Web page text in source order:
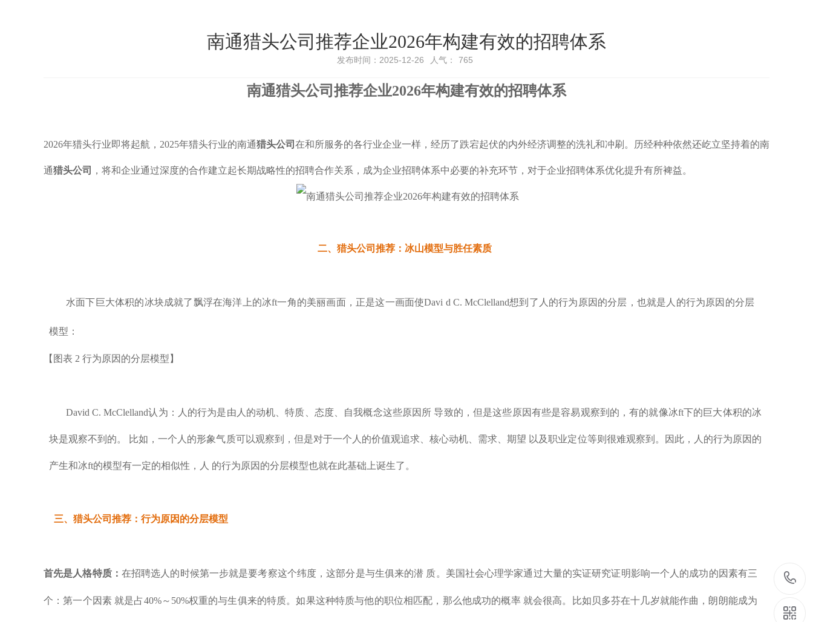
南通猎头公司推荐企业2026年构建有效的招聘体系
发布时间：2025-12-26 人气： 765
南通猎头公司推荐企业2026年构建有效的招聘体系
2026年猎头行业即将起航，2025年猎头行业的南通猎头公司 在和所服务的各行业企业一样，经历了跌宕起伏的内外经济调整的洗礼和冲刷。历经种种依然还屹立坚持着的南
通猎头公司 ，将和企业通过深度的合作建立起长期战略性的招聘合作关系，成为企业招聘体系中必要的补充环节，对于企业招聘体系优化提升有所裨益。
二、 猎头公司推荐： 冰山模型与胜任素质
水面下巨大体积的冰块成就了飘浮在海洋上的冰ft一角的美丽画面，正是这一画面使Davi d C. McClelland想到了人的行为原因的分层，也就是人的行为原因的分层
模型：
【图表 2 行为原因的分层模型】
David C. McClelland认为：人的行为是由人的动机、特质、态度、自我概念这些原因所 导致的，但是这些原因有些是容易观察到的，有的就像冰ft下的巨大体积的冰
块是观察不到的。 比如，一个人的形象气质可以观察到，但是对于一个人的价值观追求、核心动机、需求、期望 以及职业定位等则很难观察到。因此，人的行为原因的
产生和冰ft的模型有一定的相似性，人 的行为原因的分层模型也就在此基础上诞生了。
三、 猎头公司推荐： 行为原因的分层模型
首先是人格特质： 在招聘选人的时候第一步就是要考察这个纬度，这部分是与生俱来的潜 质。美国社会心理学家通过大量的实证研究证明影响一个人的成功的因素有三
个：第一个因素 就是占40%～50%权重的与生俱来的特质。如果这种特质与他的职位相匹配，那么他成功的概率 就会很高。比如贝多芬在十几岁就能作曲，朗朗能成为